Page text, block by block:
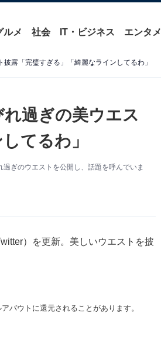
ルメ 社会 IT・ビジネス エンタメ
露「完璧すぎる」「綺麗なラインしてるわ」
れ過ぎの美ウエス
てるわ」
ぎのウエストを公開し、話題を呼んでいま
）を更新。美しいウエストを披
バウトに還元されることがあります。